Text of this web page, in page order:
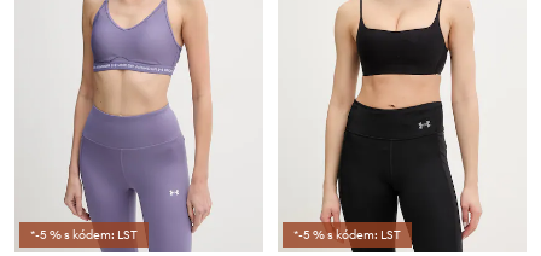
*-5 % s kódem: LST *-5 % s kódem: LST